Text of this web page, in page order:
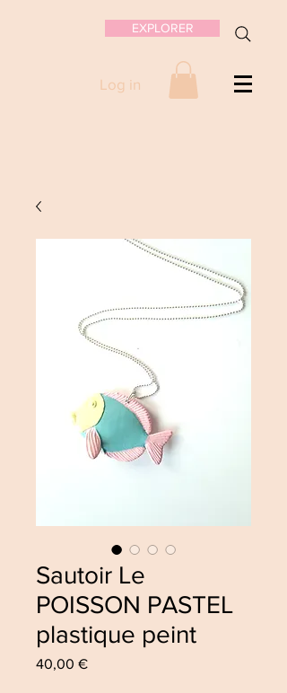
EXPLORER
Log in
Sautoir Le
POISSON PASTEL
plastique peint
40,00 €Price